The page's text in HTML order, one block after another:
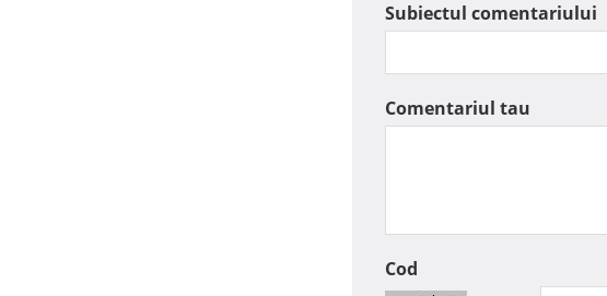
Subiectul comentariului
Comentariul tau
Cod